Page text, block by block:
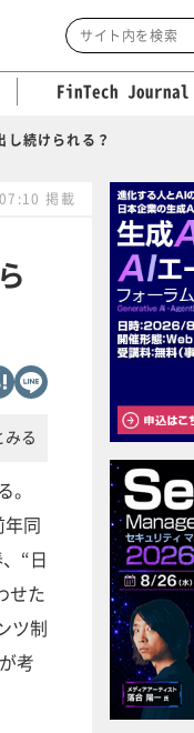
FinTech Journal
し続けられる？
掲載
みる
同
“日
せた
ツ制
考